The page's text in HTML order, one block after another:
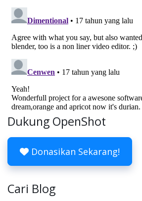
Dukung OpenShot
Donasikan Sekarang!
Cari Blog